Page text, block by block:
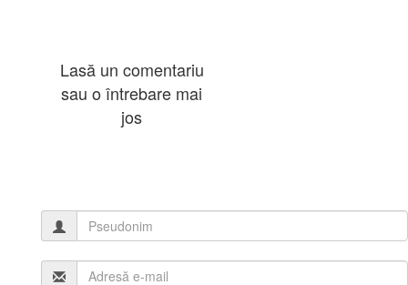
Lasă un comentariu
sau o întrebare mai
jos